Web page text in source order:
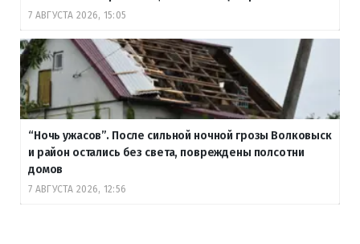
7 АВГУСТА 2026, 15:05
“Ночь ужасов”. После сильной ночной грозы Волковыск
и район остались без света, повреждены полсотни
домов
7 АВГУСТА 2026, 12:56